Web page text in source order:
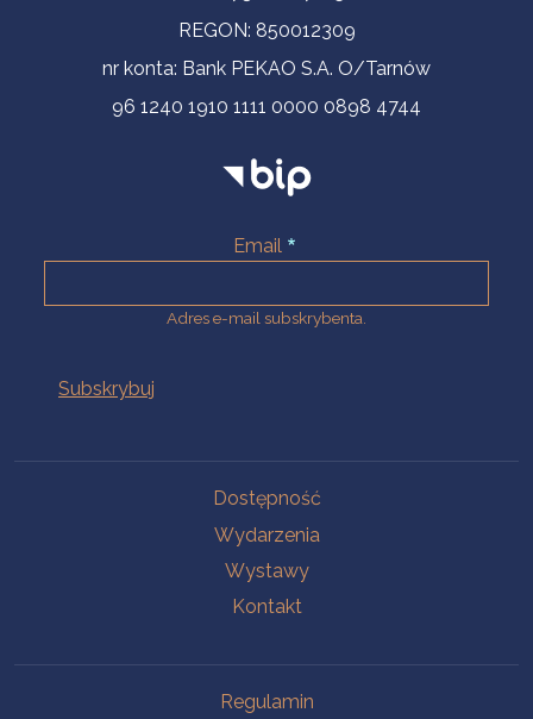
REGON: 850012309
nr konta: Bank PEKAO S.A. O/Tarnów
96 1240 1910 1111 0000 0898 4744
Email
Adres e-mail subskrybenta.
Dostępność
Wydarzenia
Wystawy
Kontakt
Regulamin